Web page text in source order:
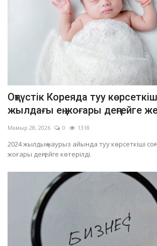
Оңтүстік Кореяда туу
жылдағы ең жоғары деңгейге
Мамыр 28, 2026 0 1318
2024 жылдың наурыз айында туу көрсеткіші
жоғары деңгейге көтерілді.